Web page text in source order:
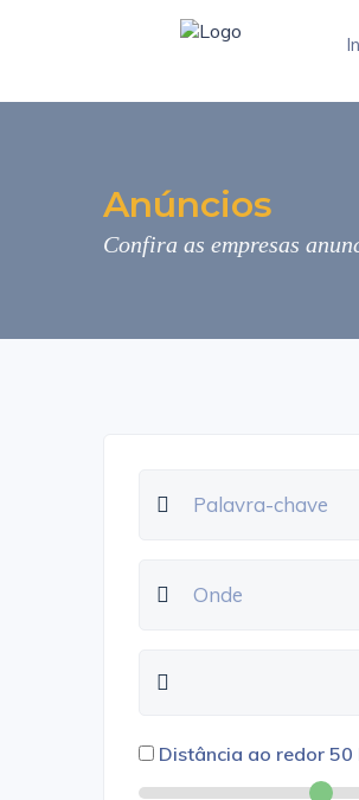
Anúncios
Confira as empresas
Distância ao redor 50